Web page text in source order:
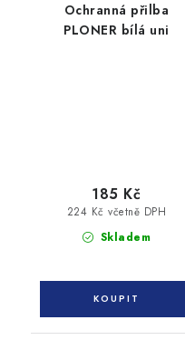
Ochranná přilba
PLONER bílá uni
Skladem
224 Kč včetně DPH
185 Kč